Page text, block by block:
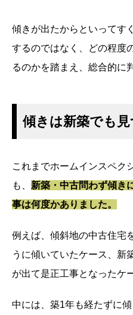
傾きが出たからといってす
するのではなく、どの程度
るのかを踏まえ、総合的に
傾きは新築でも
これまでホームインスペク
も、 新築・中古問わず傾き
事は何度かありました。
例えば、傾斜地の中古住宅
うに傾いていたケース、新
が出て是正工事となったケ
中には、築1年も経たずに